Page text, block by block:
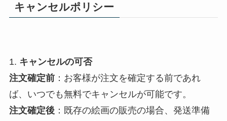
キャンセルポリシー
1. キャンセルの可否
注文確定前：お客様が注文を確定する前であれ
ば、いつでも無料でキャンセルが可能です。
注文確定後：既存の絵画の販売の場合、発送準備